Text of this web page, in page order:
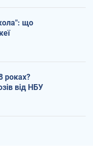
що
роках?
від НБУ